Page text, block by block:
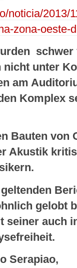
noticia/2013/
zona-oeste-
unter
am
Komplex
Bauten von
Akustik
gelobt
seiner auch
Serapiao,